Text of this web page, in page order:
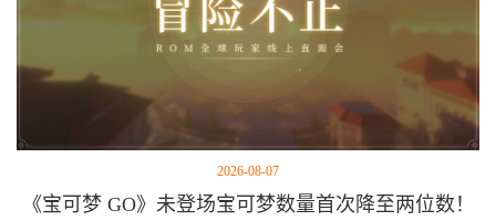
2026-08-07
《宝可梦 GO》未登场宝可梦数量首次降至两位数！